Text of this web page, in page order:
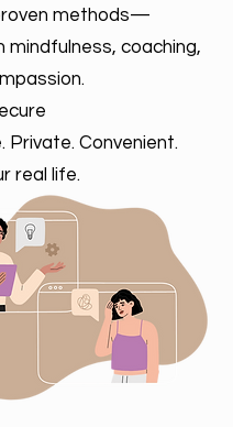
methods—
mindfulness, coaching,
Private. Convenient.
real life.